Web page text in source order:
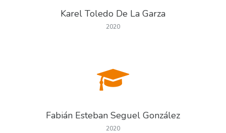
Karel Toledo De La Garza
2020
Fabián Esteban Seguel González
2020